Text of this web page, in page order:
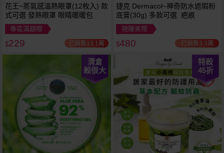
花王~蒸氣感溫熱眼罩(12枚入) 款
式可選 發熱眼罩 眼睛暖暖包
專區滿額贈
$229 已銷售13.1萬
捷克 Dermacol~神奇防水遮瑕粉
底膏(30g) 多款可選 疤痕
現賺美幣
$480 已銷售3.3萬
清倉
殺很大
特殺
45折